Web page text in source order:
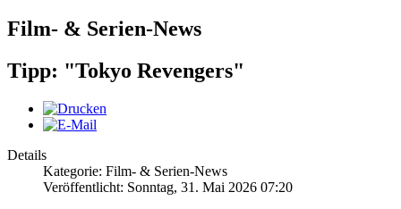
Film- & Serien-News
Tipp: "Tokyo Revengers"
Details
Kategorie: Film- & Serien-News
Veröffentlicht: Sonntag, 31. Mai 2026 07:20